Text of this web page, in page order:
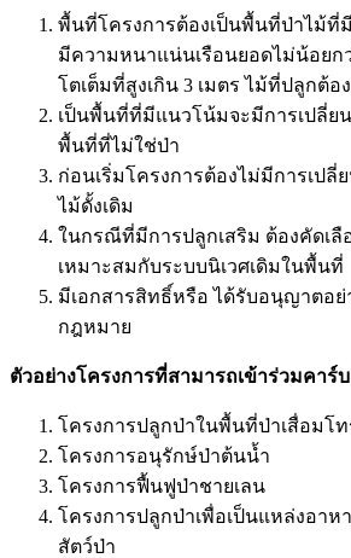
พื้นที่โครงการต้องเป็นพื้นที่ป่าไม้ที่
มีความหนาแน่นเรือนยอดไม่น้อยก
โตเต็มที่สูงเกิน 3 เมตร ไม้ที่ปลูกต้อ
เป็นพื้นที่ที่มีแนวโน้มจะมีการเปลี่ย
พื้นที่ที่ไม่ใช่ป่า
ก่อนเริ่มโครงการต้องไม่มีการเปลี่
ไม้ดั้งเดิม
ในกรณีที่มีการปลูกเสริม ต้องคัดเ
เหมาะสมกับระบบนิเวศเดิมในพื้นที่
มีเอกสารสิทธิ์หรือ ได้รับอนุญาตอย่
กฎหมาย
ตัวอย่างโครงการที่สามารถเข้าร่วมคาร์
โครงการปลูกป่าในพื้นที่ป่าเสื่อมโท
โครงการอนุรักษ์ป่าต้นน้ำ
โครงการฟื้นฟูป่าชายเลน
โครงการปลูกป่าเพื่อเป็นแหล่งอาห
สัตว์ป่า